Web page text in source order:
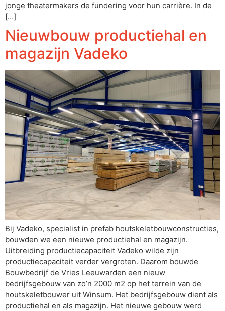
jonge theatermakers de fundering voor hun carrière. In de
[…]
Nieuwbouw productiehal en
magazijn Vadeko
Bij Vadeko, specialist in prefab houtskeletbouwconstructies,
bouwden we een nieuwe productiehal en magazijn.
Uitbreiding productiecapaciteit Vadeko wilde zijn
productiecapaciteit verder vergroten. Daarom bouwde
Bouwbedrijf de Vries Leeuwarden een nieuw
bedrijfsgebouw van zo’n 2000 m2 op het terrein van de
houtskeletbouwer uit Winsum. Het bedrijfsgebouw dient als
productiehal en als magazijn. Het nieuwe gebouw werd